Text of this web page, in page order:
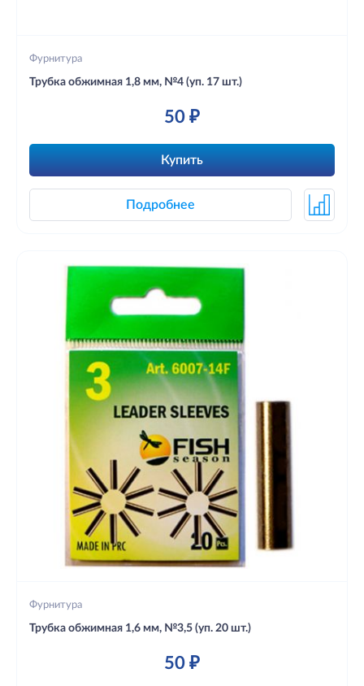
Фурнитура
Трубка обжимная 1,8 мм, №4 (уп. 17 шт.)
50 ₽
Купить
Подробнее
Фурнитура
Трубка обжимная 1,6 мм, №3,5 (уп. 20 шт.)
50 ₽